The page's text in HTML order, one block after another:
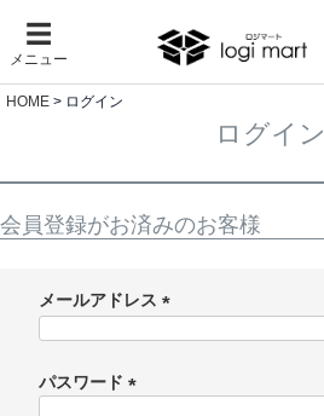
☰
メニュー
HOME ログイン
ログイン
会員登録がお済みのお客様
メールアドレス
パスワード